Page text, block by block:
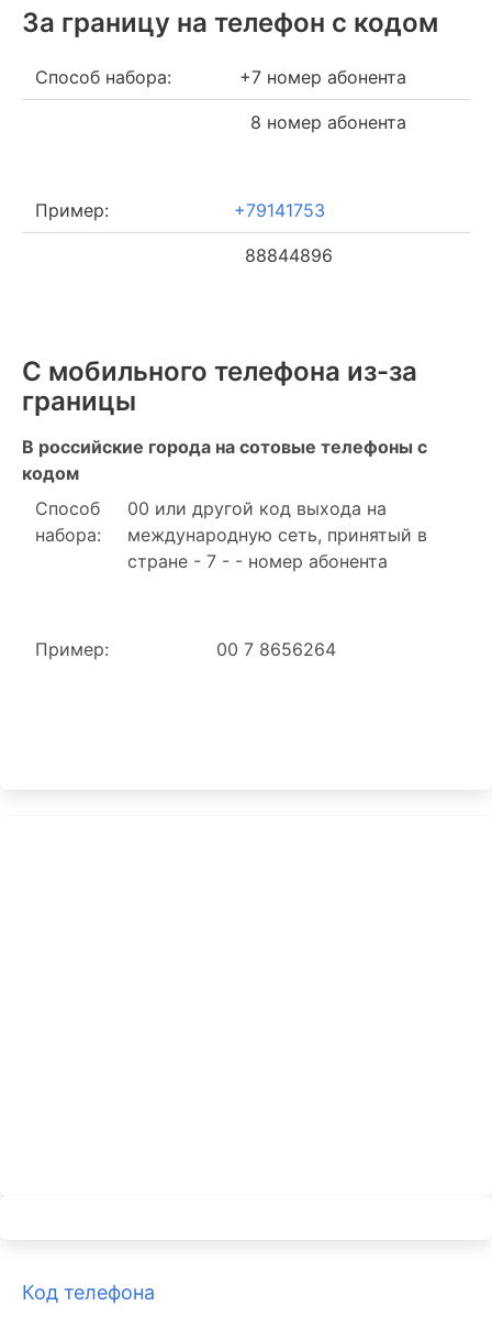
За границу на телефон c кодом
Способ набора: +7 номер абонента
8 номер абонента
Пример: +79141753
88844896
С мобильного телефона из-за
границы
В российские города на сотовые телефоны с
кодом
Способ
набора:
00 или другой код выхода на
международную сеть, принятый в
стране - 7 - - номер абонента
Пример: 00 7 8656264
Код телефона